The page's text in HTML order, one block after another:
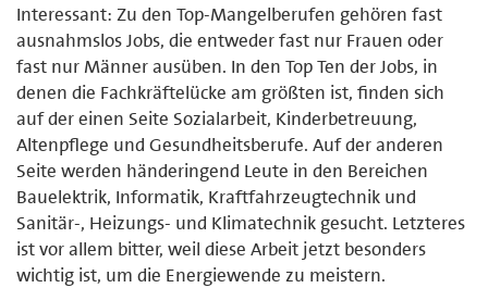
Interessant: Zu den Top-Mangelberufen gehören fast
ausnahmslos Jobs, die entweder fast nur Frauen oder
fast nur Männer ausüben. In den Top Ten der Jobs, in
denen die Fachkräftelücke am größten ist, finden sich
auf der einen Seite Sozialarbeit, Kinderbetreuung,
Altenpflege und Gesundheitsberufe. Auf der anderen
Seite werden händeringend Leute in den Bereichen
Bauelektrik, Informatik, Kraftfahrzeugtechnik und
Sanitär-, Heizungs- und Klimatechnik gesucht. Letzteres
ist vor allem bitter, weil diese Arbeit jetzt besonders
wichtig ist, um die Energiewende zu meistern.